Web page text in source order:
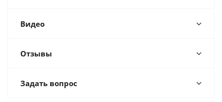
Видео
Отзывы
Задать вопрос